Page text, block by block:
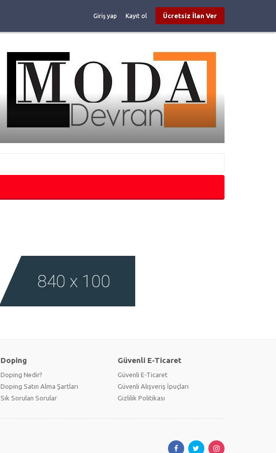
Giriş yap Kayıt ol Ücretsiz İlan Ver
Doping
Doping Nedir?
Doping Satın Alma Şartları
Sık Sorulan Sorular
Güvenli E-Ticaret
Güvenli E-Ticaret
Güvenli Alışveriş İpuçları
Gizlilik Politikası